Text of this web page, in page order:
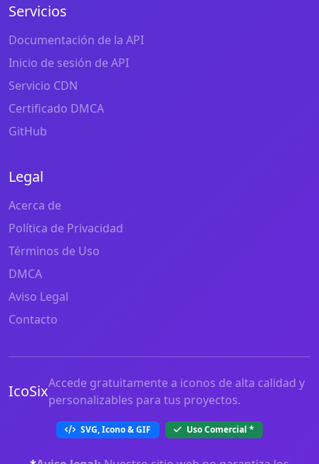
Servicios
Documentación de la API
Inicio de sesión de API
Servicio CDN
Certificado DMCA
GitHub
Legal
Acerca de
Política de Privacidad
Términos de Uso
DMCA
Aviso Legal
Contacto
IcoSixAccede gratuitamente a iconos de alta calidad y
personalizables para tus proyectos.
SVG, Icono & GIF Uso Comercial *